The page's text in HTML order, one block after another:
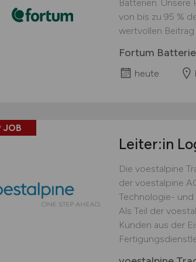
Batterien.
von bis zu 95 %
wertvollen
Fortum
heute
JOB
Leiter:in
Die voestalpine
der voestalpine
Technologie-
Als Teil der
Kunden aus der